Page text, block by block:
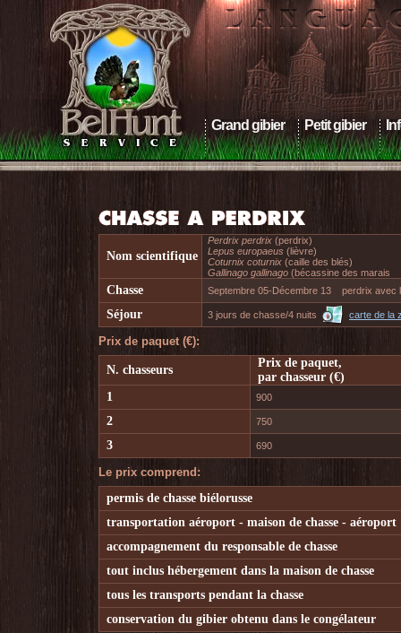
Grand gibier Petit gibier
Nom scientifique
Perdrix perdrix (perdrix)
Lepus europaeus (lièvre)
Coturnix coturnix (caille des blés)
Gallinago gallinago (bécassine des marais
Chasse Septembre 05-Décembre 13 perdrix avec
Séjour 3 jours de chasse/4 nuits carte de la
Prix de paquet (€):
N. chasseurs
Prix de paquet,
par chasseur (€)
1
900
2 750
3 690
Le prix comprend:
permis de chasse biélorusse
transportation aéroport - maison de chasse - aéroport
accompagnement du responsable de chasse
tout inclus hébergement dans la maison de chasse
tous les transports pendant la chasse
conservation du gibier obtenu dans le congélateur